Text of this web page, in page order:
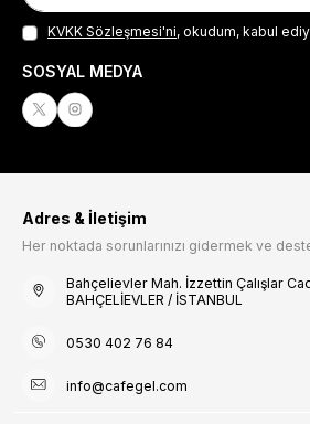
KVKK Sözleşmesi'ni, okudum, kabul
SOSYAL MEDYA
Adres & İletişim
Her noktada sorunlarınızı gidermek ve
Bahçelievler Mah. İzzettin Çalışlar
BAHÇELİEVLER / İSTANBUL
0530 402 76 84
info@cafegel.com